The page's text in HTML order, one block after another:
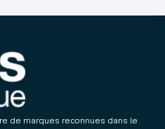
de marques reconnues dans le